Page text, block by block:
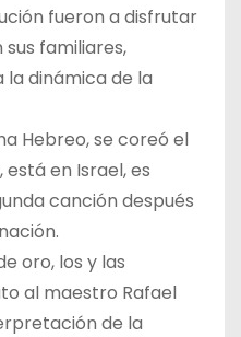
fueron a disfrutar
familiares,
dinámica de la
Hebreo, se coreó el
está en Israel, es
canción después
oro, los y las
al maestro Rafael
de la